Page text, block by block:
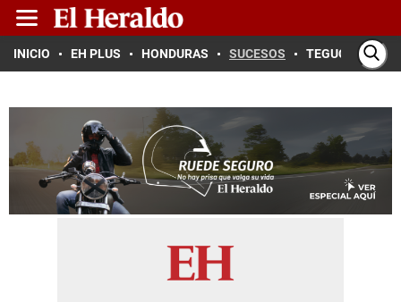
INICIO EH PLUS HONDURAS SUCESOS TEGUCIGALPA